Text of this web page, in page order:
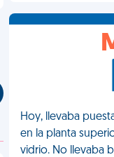
Hoy, llevaba
en la planta
vidrio. No llevaba